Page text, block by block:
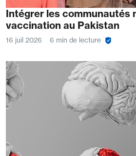
Intégrer les communautés
vaccination au Pakistan
16 juil 2026 6 min de lecture